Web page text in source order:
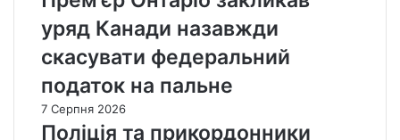
уряд Канади назавжди
скасувати федеральний
податок на пальне
7 Серпня 2026
Поліція та прикордонники